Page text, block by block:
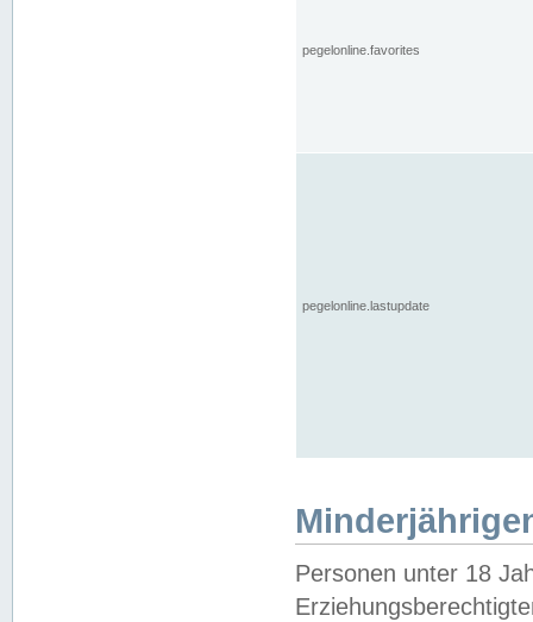
pegelonline.favorites
pegelonline.lastupdate
Personen unter 18